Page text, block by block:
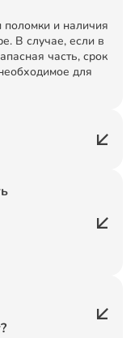
поломки и наличия
В случае, если в
часть, срок
для